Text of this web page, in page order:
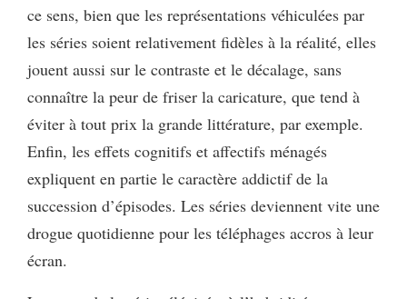
ce sens, bien que les représentations véhiculées par
les séries soient relativement fidèles à la réalité, elles
jouent aussi sur le contraste et le décalage, sans
connaître la peur de friser la caricature, que tend à
éviter à tout prix la grande littérature, par exemple.
Enfin, les effets cognitifs et affectifs ménagés
expliquent en partie le caractère addictif de la
succession d’épisodes. Les séries deviennent vite une
drogue quotidienne pour les téléphages accros à leur
écran.